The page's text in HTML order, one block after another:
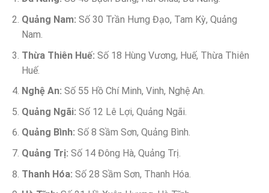
Quảng Nam: Số 30 Trần Hưng Đạo, Tam Kỳ, Quảng
Nam.
Thừa Thiên Huế: Số 18 Hùng Vương, Huế, Thừa Thiên
Huế.
Nghệ An: Số 55 Hồ Chí Minh, Vinh, Nghệ An.
Quảng Ngãi: Số 12 Lê Lợi, Quảng Ngãi.
Quảng Bình: Số 8 Sầm Sơn, Quảng Bình.
Quảng Trị: Số 14 Đông Hà, Quảng Trị.
Thanh Hóa: Số 28 Sầm Sơn, Thanh Hóa.